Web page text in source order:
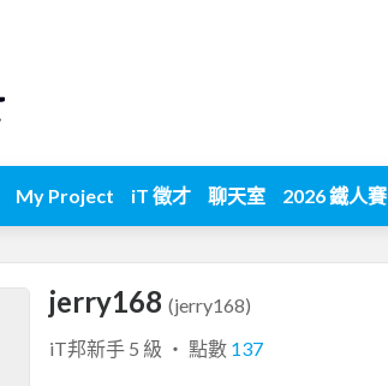
My Project iT 徵才 聊天室 2026 鐵人賽
jerry168 (jerry168)
iT邦新手 5 級 ‧ 點數 137